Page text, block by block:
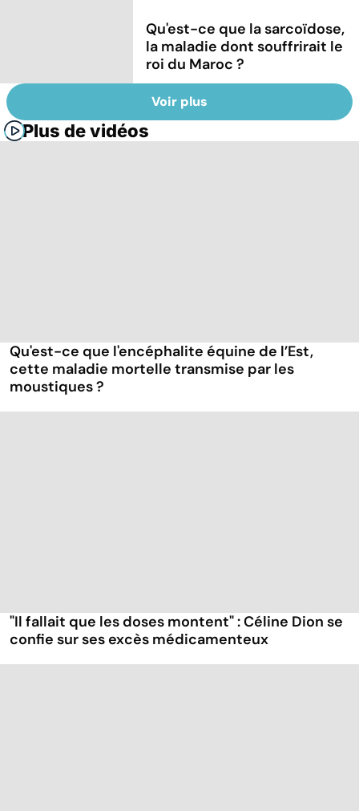
Qu'est-ce que la sarcoïdose,
la maladie dont souffrirait le
roi du Maroc ?
Voir plus
Plus de vidéos
Qu'est-ce que l'encéphalite équine de l’Est,
cette maladie mortelle transmise par les
moustiques ?
"Il fallait que les doses montent" : Céline Dion se
confie sur ses excès médicamenteux